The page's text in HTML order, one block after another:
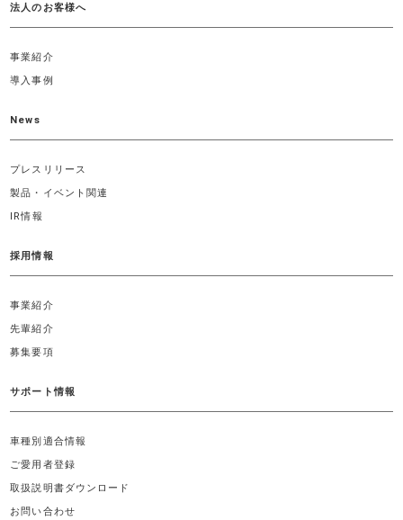
法人のお客様へ
事業紹介
導入事例
News
プレスリリース
製品・イベント関連
IR情報
採用情報
事業紹介
先輩紹介
募集要項
サポート情報
車種別適合情報
ご愛用者登録
取扱説明書ダウンロード
お問い合わせ